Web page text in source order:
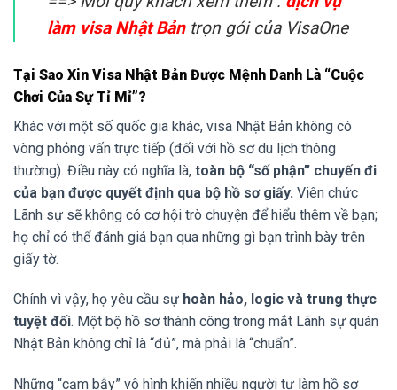
làm visa Nhật Bảntrọn gói của VisaOne
Tại Sao Xin Visa Nhật Bản Được Mệnh Danh Là “Cuộc
Chơi Của Sự Tỉ Mỉ”?
Khác với một số quốc gia khác, visa Nhật Bản không có
vòng phỏng vấn trực tiếp (đối với hồ sơ du lịch thông
thường). Điều này có nghĩa là, toàn bộ “số phận” chuyến đi
của bạn được quyết định qua bộ hồ sơ giấy. Viên chức
Lãnh sự sẽ không có cơ hội trò chuyện để hiểu thêm về bạn;
họ chỉ có thể đánh giá bạn qua những gì bạn trình bày trên
giấy tờ.
Chính vì vậy, họ yêu cầu sự hoàn hảo, logic và trung thực
tuyệt đối. Một bộ hồ sơ thành công trong mắt Lãnh sự quán
Nhật Bản không chỉ là “đủ”, mà phải là “chuẩn”.
Những “cạm bẫy” vô hình khiến nhiều người tự làm hồ sơ